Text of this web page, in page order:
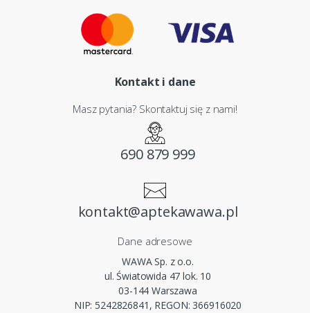
Kontakt i dane
Masz pytania? Skontaktuj się z nami!
690 879 999
kontakt@aptekawawa.pl
Dane adresowe
WAWA Sp. z o.o.
ul. Światowida 47 lok. 10
03-144 Warszawa
NIP: 5242826841, REGON: 366916020